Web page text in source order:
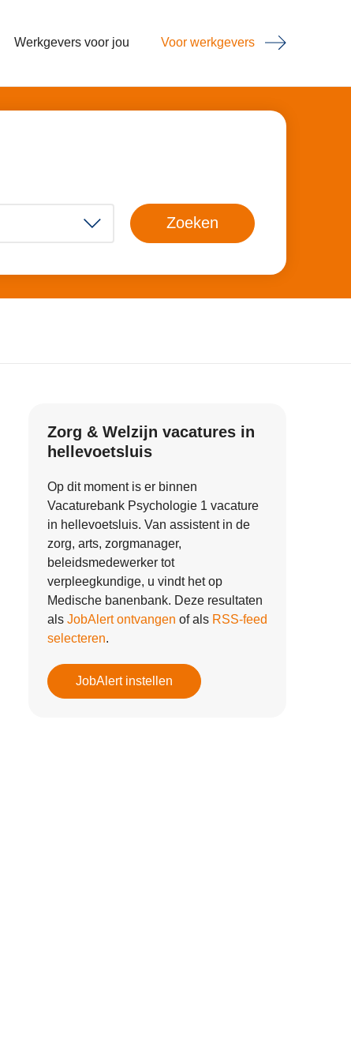
Werkgevers voor jou Voor werkgevers
Zoeken
Zorg & Welzijn vacatures in
hellevoetsluis
Op dit moment is er binnen
Vacaturebank Psychologie 1 vacature
in hellevoetsluis. Van assistent in de
zorg, arts, zorgmanager,
beleidsmedewerker tot
verpleegkundige, u vindt het op
Medische banenbank. Deze resultaten
als JobAlert ontvangen of als RSS-feed
selecteren.
JobAlert instellen